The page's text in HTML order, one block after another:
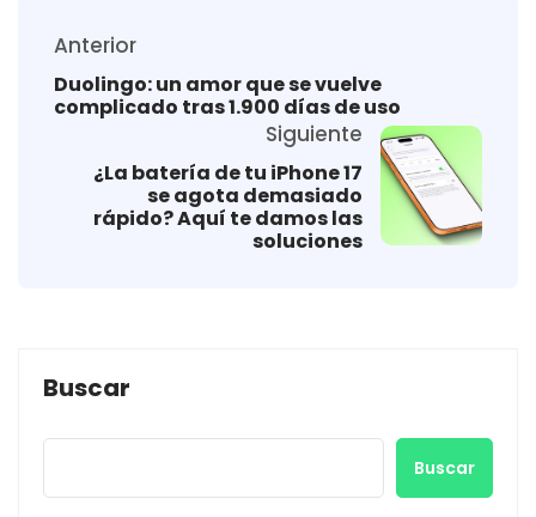
Anterior
Duolingo: un amor que se vuelve
complicado tras 1.900 días de uso
Siguiente
¿La batería de tu iPhone 17
se agota demasiado
rápido? Aquí te damos las
soluciones
Buscar
Buscar